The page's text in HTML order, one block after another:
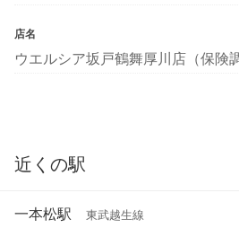
店名
ウエルシア坂戸鶴舞厚川店（保険
近くの駅
一本松駅 東武越生線